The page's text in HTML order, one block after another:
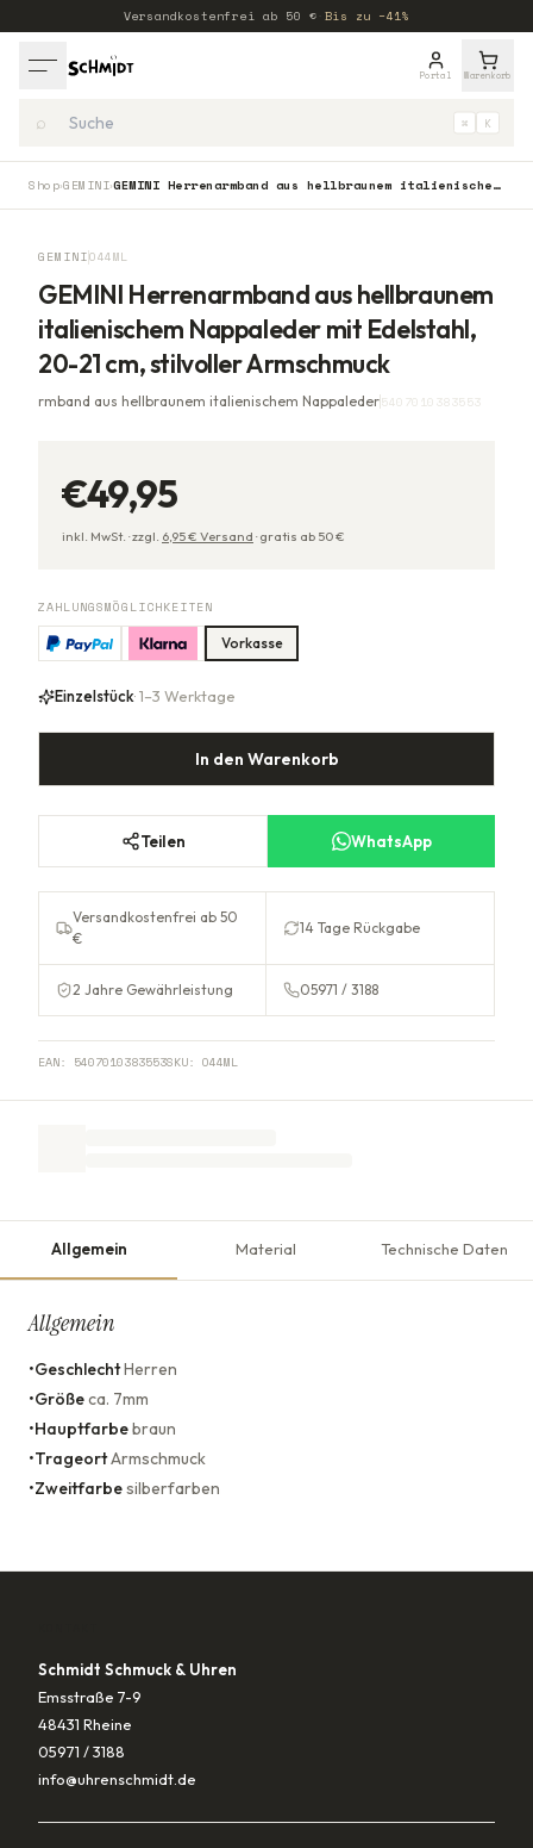
Versandkostenfrei ab 50 € Bis zu −41%
Portal Warenkorb
⌕ ⌘ K
Shop›GEMINI› GEMINI Herrenarmband aus hellbraunem italienischem Nappaleder mit Edelstahl, 20-21 cm, stilvoller Armschmuck
GEMINIO44ML
GEMINI Herrenarmband aus hellbraunem
italienischem Nappaleder mit Edelstahl,
20-21 cm, stilvoller Armschmuck
rmband aus hellbraunem italienischem Nappaleder5407010383553
€49,95
inkl. MwSt. ·zzgl. 6,95€ Versand ·gratis ab 50€
ZAHLUNGSMÖGLICHKEITEN
Vorkasse
Einzelstück· 1–3 Werktage
In den Warenkorb
Teilen WhatsApp
Versandkostenfrei ab 50
€
14 Tage Rückgabe
2 Jahre Gewährleistung 05971 / 3188
EAN: 5407010383553SKU: O44ML
Allgemein Material Technische Daten
Allgemein
•GeschlechtHerren
•Größeca. 7mm
•Hauptfarbebraun
•TrageortArmschmuck
•Zweitfarbesilberfarben
Schmidt Schmuck & Uhren
Emsstraße 7-9
48431 Rheine
05971 / 3188
info@uhrenschmidt.de